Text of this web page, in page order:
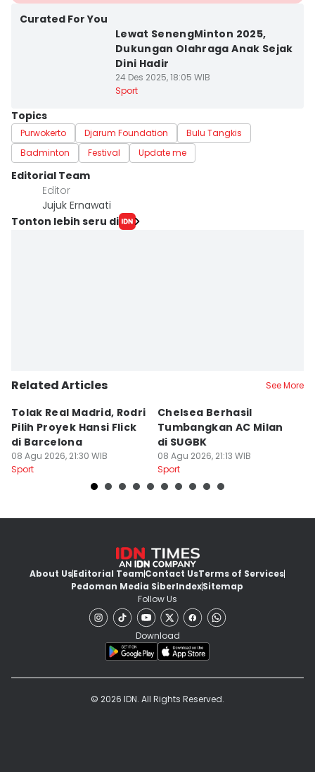
Curated For You
Lewat SenengMinton 2025,
Dukungan Olahraga Anak Sejak
Dini Hadir
24 Des 2025, 18:05 WIB
Sport
Topics
Purwokerto Djarum Foundation
Bulu Tangkis
Badminton
Festival Update me
Editorial Team
Editor
Jujuk Ernawati
Tonton lebih seru di
Related Articles See More
Tolak Real Madrid, Rodri
Pilih Proyek Hansi Flick
di Barcelona
08 Agu 2026, 21:30 WIB
Sport
Chelsea Berhasil
Tumbangkan AC Milan
di SUGBK
08 Agu 2026, 21:13 WIB
Sport
About UsEditorial TeamContact UsTerms of Services
Pedoman Media SiberIndexSitemap
Follow Us
Download
© 2026 IDN. All Rights Reserved.